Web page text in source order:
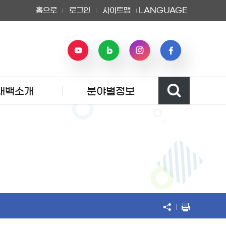
홈으로 로그인 사이트맵 LANGUAGE
백소개 분야별정보